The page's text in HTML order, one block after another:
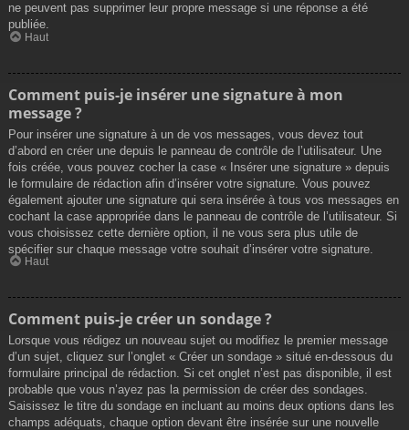
ne peuvent pas supprimer leur propre message si une réponse a été
publiée.
Haut
Comment puis-je insérer une signature à mon
message ?
Pour insérer une signature à un de vos messages, vous devez tout
d’abord en créer une depuis le panneau de contrôle de l’utilisateur. Une
fois créée, vous pouvez cocher la case « Insérer une signature » depuis
le formulaire de rédaction afin d’insérer votre signature. Vous pouvez
également ajouter une signature qui sera insérée à tous vos messages en
cochant la case appropriée dans le panneau de contrôle de l’utilisateur. Si
vous choisissez cette dernière option, il ne vous sera plus utile de
spécifier sur chaque message votre souhait d’insérer votre signature.
Haut
Comment puis-je créer un sondage ?
Lorsque vous rédigez un nouveau sujet ou modifiez le premier message
d’un sujet, cliquez sur l’onglet « Créer un sondage » situé en-dessous du
formulaire principal de rédaction. Si cet onglet n’est pas disponible, il est
probable que vous n’ayez pas la permission de créer des sondages.
Saisissez le titre du sondage en incluant au moins deux options dans les
champs adéquats, chaque option devant être insérée sur une nouvelle